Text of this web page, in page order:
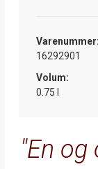
Varenummer:
16292901
Volum:
0.75 l
En og